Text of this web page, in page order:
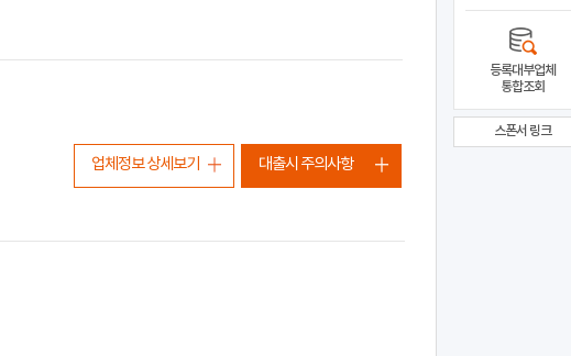
업체정보 상세보기 대출시 주의사항
등록대부업체
통합조회
스폰서 링크